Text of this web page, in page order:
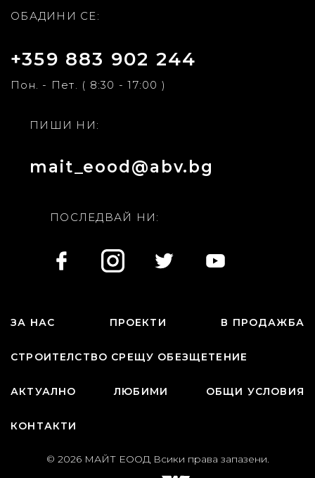
ОБАДИНИ СЕ:
+359 883 902 244
Пон. - Пет. ( 8:30 - 17:00 )
ПИШИ НИ:
mait_eood@abv.bg
ПОСЛЕДВАЙ НИ:
ЗА НАС ПРОЕКТИ В ПРОДАЖБА
СТРОИТЕЛСТВО СРЕЩУ ОБЕЗЩЕТЕНИЕ
АКТУАЛНО ЛЮБИМИ ОБЩИ УСЛОВИЯ
КОНТАКТИ
© 2026 МАЙТ ЕООД Всики права запазени.